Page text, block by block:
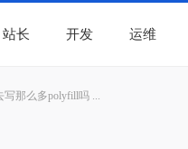
站长 开发 运维
那么多polyfill吗 ...